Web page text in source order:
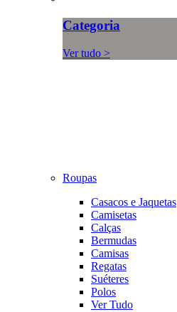
Categoria
Ver tudo >
Roupas
Casacos e Jaquetas
Camisetas
Calças
Bermudas
Camisas
Regatas
Suéteres
Polos
Ver Tudo